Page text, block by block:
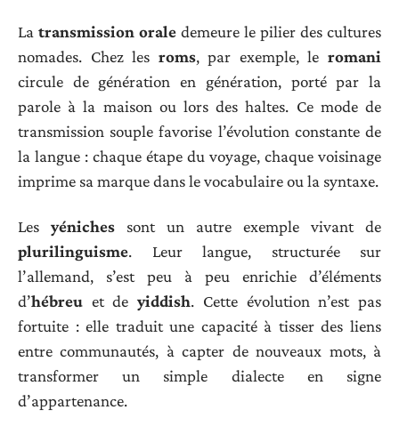
La transmission orale demeure le pilier des cultures
nomades. Chez les roms, par exemple, leromani
circule de génération en génération, porté par la
parole à la maison ou lors des haltes. Ce mode de
transmission souple favorise l’évolution constante de
la langue : chaque étape du voyage, chaque voisinage
imprime sa marque dans le vocabulaire ou la syntaxe.
Les yéniches sont un autre exemple vivant de
plurilinguisme. Leur langue, structurée sur
l’allemand, s’est peu à peu enrichie d’éléments
d’hébreu et deyiddish. Cette évolution n’est pas
fortuite : elle traduit une capacité à tisser des liens
entre communautés, à capter de nouveaux mots, à
transformer un simple dialecte en signe
d’appartenance.